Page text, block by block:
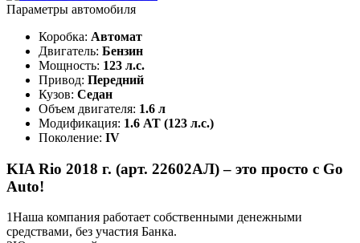
Параметры автомобиля
Коробка: Автомат
Двигатель: Бензин
Мощность: 123 л.с.
Привод: Передний
Кузов: Седан
Объем двигателя: 1.6 л
Модификация: 1.6 AT (123 л.с.)
Поколение: IV
KIA Rio 2018 г. (арт. 22602АЛ) – это просто с Go
Auto!
1Наша компания работает собственными денежными
средствами, без участия Банка.